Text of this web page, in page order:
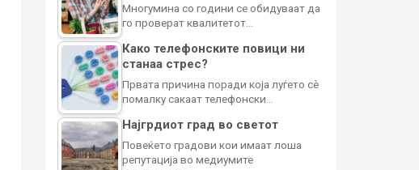
Многумина со години се обидуваат да
го проверат квалитетот…
Како телефонските повици ни
станаа стрес?
Првата причина поради која луѓето сè
помалку сакаат телефонски…
Најгрдиот град во светот
Повеќето градови кои имаат лоша
репутација во медиумите